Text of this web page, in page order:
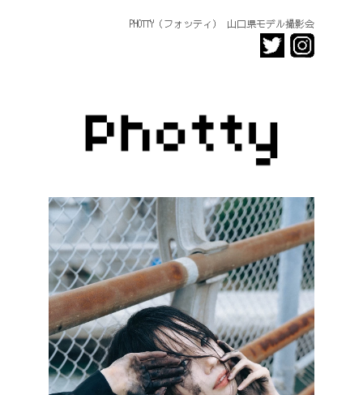
PHOTTY（フォッティ） 山口県モデル撮影会